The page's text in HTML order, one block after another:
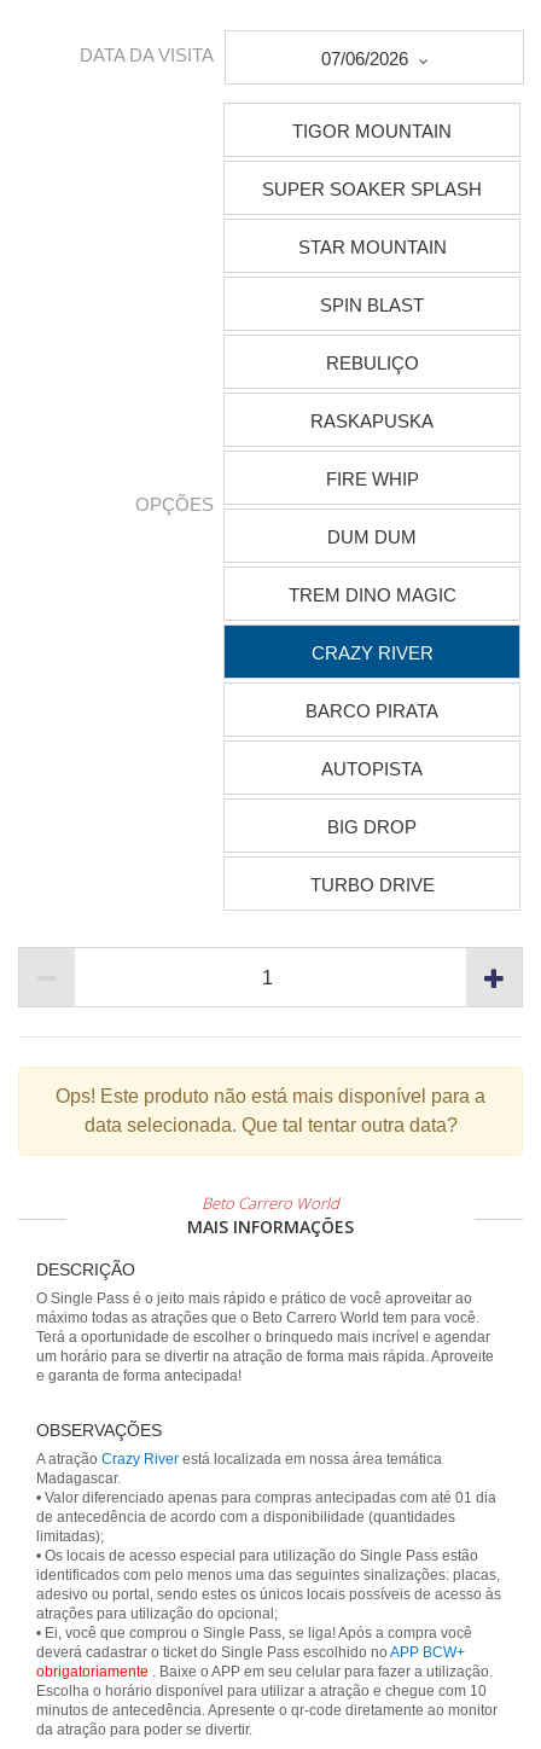
DATA DA VISITA 07/06/2026
OPÇÕES
TIGOR MOUNTAIN
SUPER SOAKER SPLASH
STAR MOUNTAIN
SPIN BLAST
REBULIÇO
RASKAPUSKA
FIRE WHIP
DUM DUM
TREM DINO MAGIC
CRAZY RIVER
BARCO PIRATA
AUTOPISTA
BIG DROP
TURBO DRIVE
Ops! Este produto não está mais disponível para a
data selecionada. Que tal tentar outra data?
Beto Carrero World
MAIS INFORMAÇÕES
DESCRIÇÃO
O Single Pass é o jeito mais rápido e prático de você aproveitar ao
máximo todas as atrações que o Beto Carrero World tem para você.
Terá a oportunidade de escolher o brinquedo mais incrível e agendar
um horário para se divertir na atração de forma mais rápida. Aproveite
e garanta de forma antecipada!
OBSERVAÇÕES
A atração Crazy River está localizada em nossa área temática
Madagascar.
• Valor diferenciado apenas para compras antecipadas com até 01 dia
de antecedência de acordo com a disponibilidade (quantidades
limitadas);
• Os locais de acesso especial para utilização do Single Pass estão
identificados com pelo menos uma das seguintes sinalizações: placas,
adesivo ou portal, sendo estes os únicos locais possíveis de acesso às
atrações para utilização do opcional;
• Ei, você que comprou o Single Pass, se liga! Após a compra você
deverá cadastrar o ticket do Single Pass escolhido no APP BCW+
obrigatoriamente . Baixe o APP em seu celular para fazer a utilização.
Escolha o horário disponível para utilizar a atração e chegue com 10
minutos de antecedência. Apresente o qr-code diretamente ao monitor
da atração para poder se divertir.